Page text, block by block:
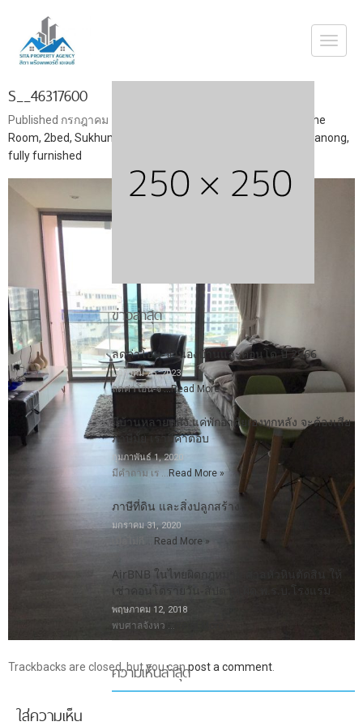
S__46317600
Published กรกฎาคม 16, 2018
Sale condo The
Room, 2bed, Sukhumvit 69, corner room, closed to BTS Prakanong,
fully furnished
Trackbacks are closed, but you canpost a comment.
ใส่ความเห็น
ข่าวล่าสุด
ลดค่าโอน-จำนองบ้านและคอนโด ปี 2566
มกราคม 25, 2023
ลดค่าโอน-จ …Read More »
มีบ้านหลายหลัง แค่พักอาศัยเองทุกหลัง จะต้องเสีย
ภาษีมั้ย เรามีคำตอบ
กุมภาพันธ์ 1, 2020
มีคำถาม เร … Read More »
ภาษีที่ดิน และสิ่งปลูกสร้าง
มกราคม 31, 2020
Read More »
AirBNB ในไทยผิดกฎหมาย ศาลหัวหินตัดสิน ให้
เช่าคอนโดรายวัน-สัปดาห์ ผิด พ.ร.บ.โรงแรม
พฤษภาคม 12, 2018
พบศาลจังหว …
ความเห็นล่าสุด